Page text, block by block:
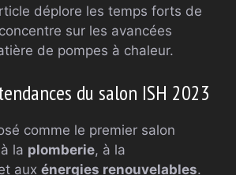
déplore les temps forts de
sur les avancées
de pompes à chaleur.
du salon ISH 2023
comme le premier salon
la plomberie, à la
aux énergies renouvelables.